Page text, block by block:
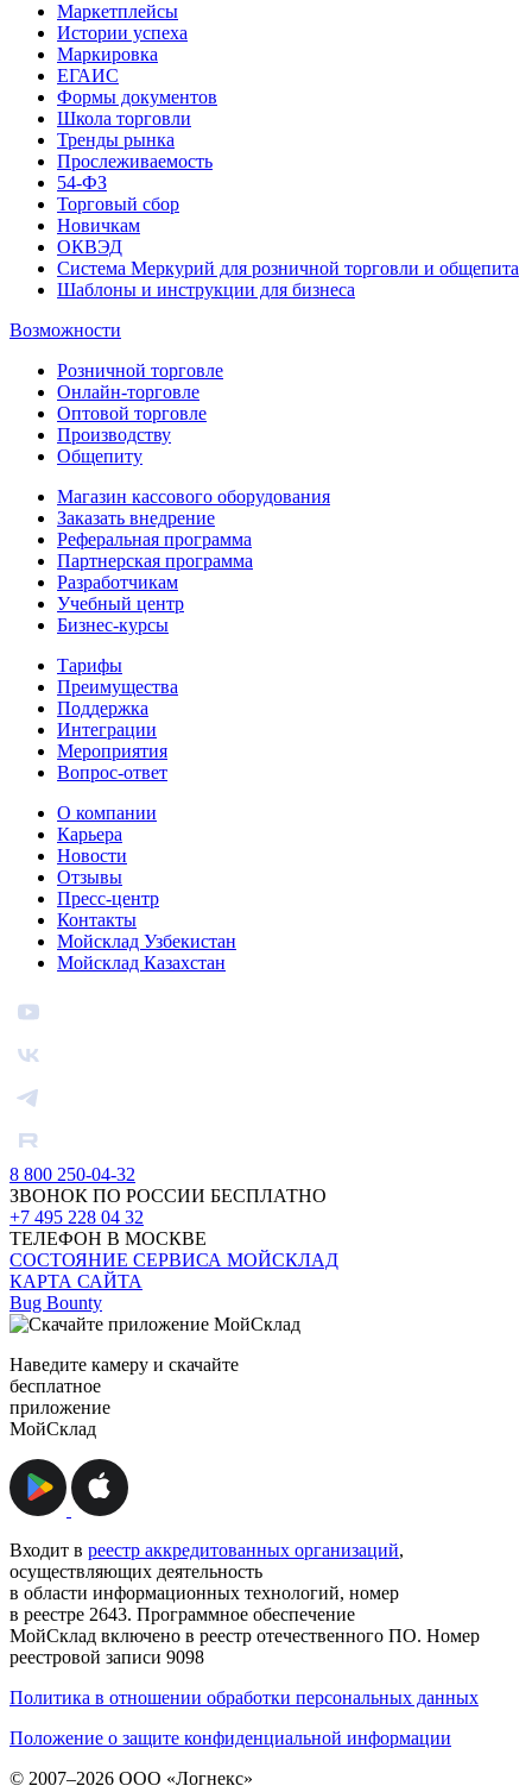
Маркетплейсы
Истории успеха
Маркировка
ЕГАИС
Формы документов
Школа торговли
Тренды рынка
Прослеживаемость
54-ФЗ
Торговый сбор
Новичкам
ОКВЭД
Система Меркурий для розничной торговли и общепита
Шаблоны и инструкции для бизнеса
Возможности
Розничной торговле
Онлайн-торговле
Оптовой торговле
Производству
Общепиту
Магазин кассового оборудования
Заказать внедрение
Реферальная программа
Партнерская программа
Разработчикам
Учебный центр
Бизнес‑курсы
Тарифы
Преимущества
Поддержка
Интеграции
Мероприятия
Вопрос-ответ
О компании
Карьера
Новости
Отзывы
Пресс-центр
Контакты
Мойсклад Узбекистан
Мойсклад Казахстан
8 800 250-04-32
ЗВОНОК ПО РОССИИ БЕСПЛАТНО
+7 495 228 04 32
ТЕЛЕФОН В МОСКВЕ
СОСТОЯНИЕ СЕРВИСА МОЙСКЛАД
КАРТА САЙТА
Bug Bounty
Наведите камеру и скачайте
бесплатное
приложение
МойСклад
Входит в реестр аккредитованных организаций,
осуществляющих деятельность
в области информационных технологий, номер
в реестре 2643. Программное обеспечение
МойСклад включено в реестр отечественного ПО. Номер
реестровой записи 9098
Политика в отношении обработки персональных данных
Положение о защите конфиденциальной информации
© 2007–2026 ООО «Логнекс»